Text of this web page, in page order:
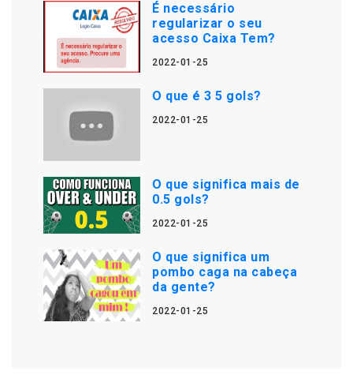
É necessário
regularizar o seu
acesso Caixa Tem?
2022-01-25
O que é 3 5 gols?
2022-01-25
O que significa mais de
0.5 gols?
2022-01-25
O que significa um
pombo caga na cabeça
da gente?
2022-01-25